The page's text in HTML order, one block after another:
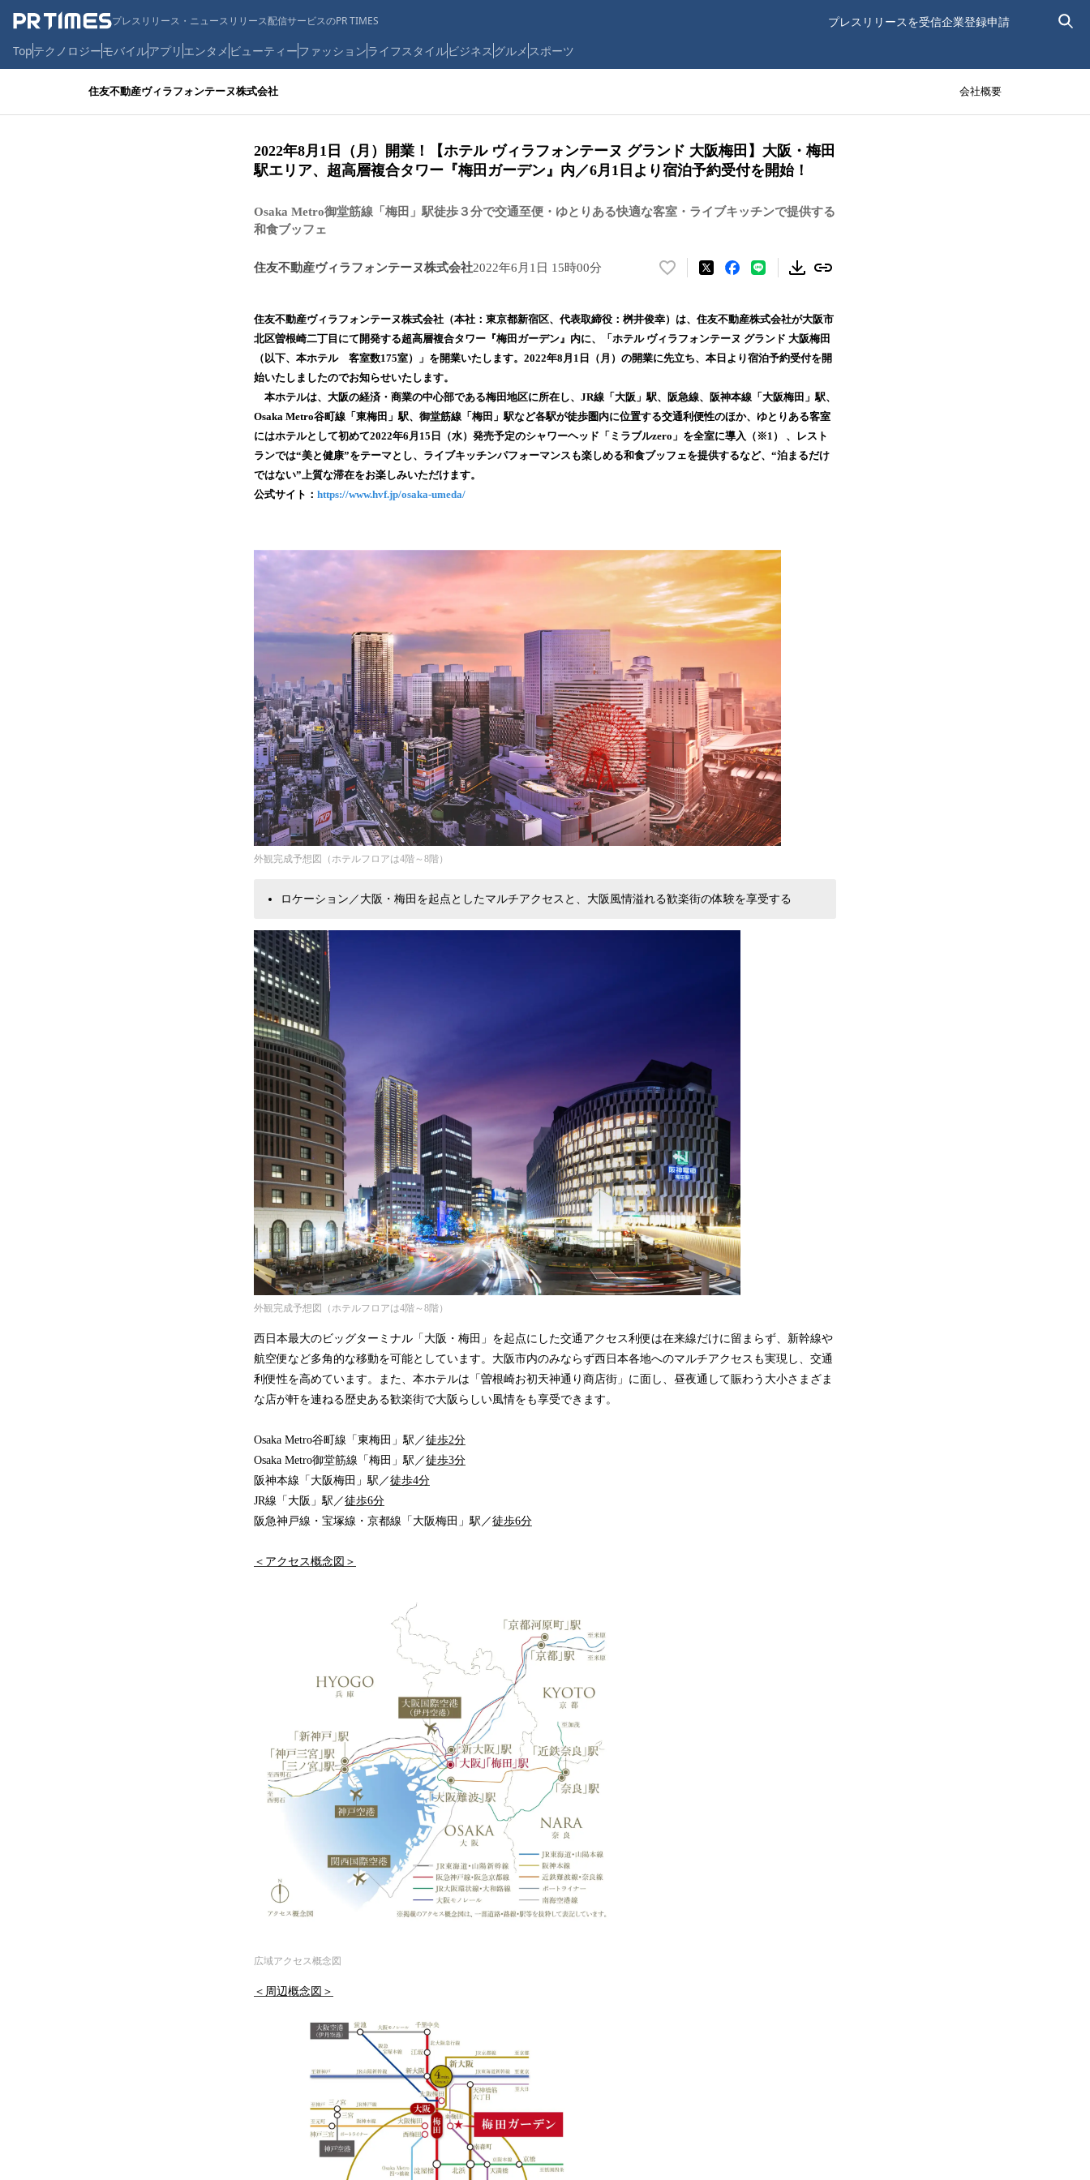
プレスリリース・ニュースリリース配信サービスのPR TIMES プレスリリースを受信企業登録申請
Topテクノロジーモバイルアプリ エンタメ ビューティーファッションライフスタイルビジネス グルメ スポーツ
住友不動産ヴィラフォンテーヌ株式会社 会社概要
2022年8月1日（月）開業！【ホテル ヴィラフォンテーヌ グランド 大阪梅田】大阪・梅田
駅エリア、超高層複合タワー『梅田ガーデン』内／6月1日より宿泊予約受付を開始！
Osaka Metro御堂筋線「梅田」駅徒歩３分で交通至便・ゆとりある快適な客室・ライブキッチンで提供する
和食ブッフェ
住友不動産ヴィラフォンテーヌ株式会社2022年6月1日 15時00分
い
！
数
を
み
込
中
で
住友不動産ヴィラフォンテーヌ株式会社（本社：東京都新宿区、代表取締役：桝井俊幸）は、住友不動産株式会社が大阪市
北区曽根崎二丁目にて開発する超高層複合タワー『梅田ガーデン』内に、「ホテル ヴィラフォンテーヌ グランド 大阪梅田
（以下、本ホテル 客室数175室）」を開業いたします。2022年8月1日（月）の開業に先立ち、本日より宿泊予約受付を開
始いたしましたのでお知らせいたします。
本ホテルは、大阪の経済・商業の中心部である梅田地区に所在し、JR線「大阪」駅、阪急線、阪神本線「大阪梅田」駅、
Osaka Metro谷町線「東梅田」駅、御堂筋線「梅田」駅など各駅が徒歩圏内に位置する交通利便性のほか、ゆとりある客室
にはホテルとして初めて2022年6月15日（水）発売予定のシャワーヘッド「ミラブルzero」を全室に導入（※1） 、レスト
ランでは“美と健康”をテーマとし、ライブキッチンパフォーマンスも楽しめる和食ブッフェを提供するなど、“泊まるだけ
ではない”上質な滞在をお楽しみいただけます。
公式サイト： https://www.hvf.jp/osaka-umeda/
外観完成予想図（ホテルフロアは4階～8階）
ロケーション／大阪・梅田を起点としたマルチアクセスと、大阪風情溢れる歓楽街の体験を享受する
外観完成予想図（ホテルフロアは4階～8階）
西日本最大のビッグターミナル「大阪・梅田」を起点にした交通アクセス利便は在来線だけに留まらず、新幹線や
航空便など多角的な移動を可能としています。大阪市内のみならず西日本各地へのマルチアクセスも実現し、交通
利便性を高めています。また、本ホテルは「曽根崎お初天神通り商店街」に面し、昼夜通して賑わう大小さまざま
な店が軒を連ねる歴史ある歓楽街で大阪らしい風情をも享受できます。
Osaka Metro谷町線「東梅田」駅／徒歩2分
Osaka Metro御堂筋線「梅田」駅／徒歩3分
阪神本線「大阪梅田」駅／徒歩4分
JR線「大阪」駅／徒歩6分
阪急神戸線・宝塚線・京都線「大阪梅田」駅／徒歩6分
＜アクセス概念図＞
広域アクセス概念図
＜周辺概念図＞